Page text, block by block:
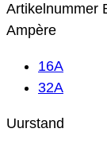
Artikelnummer
Ampère
16A
32A
Uurstand